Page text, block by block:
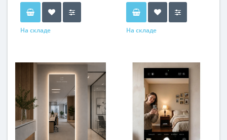
На складе На складе